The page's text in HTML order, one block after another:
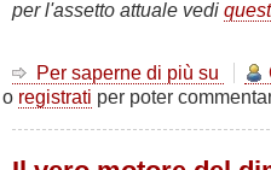
per l'assetto attuale vedi
Per saperne di più su
Cosa
era
o registrati per poter